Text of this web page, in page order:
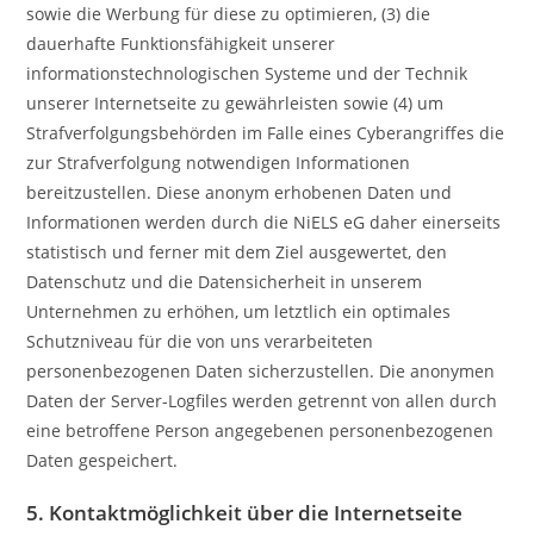
sowie die Werbung für diese zu optimieren, (3) die
dauerhafte Funktionsfähigkeit unserer
informationstechnologischen Systeme und der Technik
unserer Internetseite zu gewährleisten sowie (4) um
Strafverfolgungsbehörden im Falle eines Cyberangriffes die
zur Strafverfolgung notwendigen Informationen
bereitzustellen. Diese anonym erhobenen Daten und
Informationen werden durch die NiELS eG daher einerseits
statistisch und ferner mit dem Ziel ausgewertet, den
Datenschutz und die Datensicherheit in unserem
Unternehmen zu erhöhen, um letztlich ein optimales
Schutzniveau für die von uns verarbeiteten
personenbezogenen Daten sicherzustellen. Die anonymen
Daten der Server-Logfiles werden getrennt von allen durch
eine betroffene Person angegebenen personenbezogenen
Daten gespeichert.
5. Kontaktmöglichkeit über die Internetseite